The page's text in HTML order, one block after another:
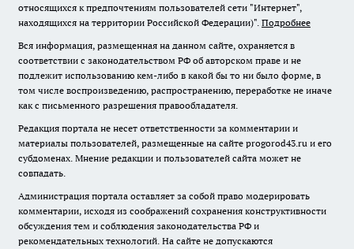
относящихся к предпочтениям пользователей сети "Интернет",
находящихся на территории Российской Федерации)". Подробнее
Вся информация, размещенная на данном сайте, охраняется в
соответствии с законодательством РФ об авторском праве и не
подлежит использованию кем-либо в какой бы то ни было форме, в
том числе воспроизведению, распространению, переработке не иначе
как с письменного разрешения правообладателя.
Редакция портала не несет ответственности за комментарии и
материалы пользователей, размещенные на сайте progorod43.ru и его
субдоменах. Мнение редакции и пользователей сайта может не
совпадать.
Администрация портала оставляет за собой право модерировать
комментарии, исходя из соображений сохранения конструктивности
обсуждения тем и соблюдения законодательства РФ и
рекомендательных технологий. На сайте не допускаются